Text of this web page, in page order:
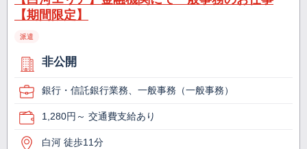
【期間限定】
派遣
非公開
銀行・信託銀行業務、一般事務（一般事務）
1,280円～ 交通費支給あり
白河 徒歩11分